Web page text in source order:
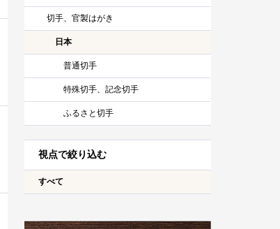
切手、官製はがき
日本
普通切手
特殊切手、記念切手
ふるさと切手
視点で絞り込む
すべて